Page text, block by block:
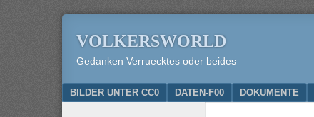
VOLKERSWORLD
Gedanken Verruecktes oder beides
Menu
SKIP TO CONTENT
BILDER UNTER CC0 DATEN-F00 DOKUMENTE